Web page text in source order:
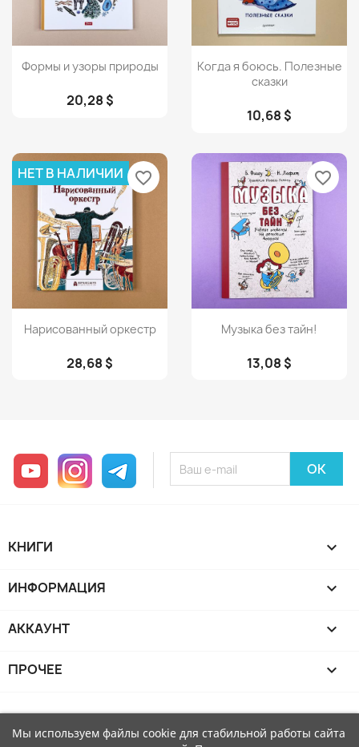
Просмотр
Формы и узоры природы
20,28 $
Просмотр
Когда я боюсь. Полезные
сказки
10,68 $
Просмотр
Нарисованный оркестр
28,68 $
НЕТ В НАЛИЧИИ favorite_border
Просмотр
Музыка без тайн!
13,08 $
favorite_border
YouTube InstagramTelegram
КНИГИ 
ИНФОРМАЦИЯ 
АККАУНТ 
ПРОЧЕЕ 
Мы используем файлы cookie для стабильной работы сайта